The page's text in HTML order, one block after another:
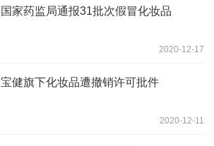
国家药监局通报31批次假冒化妆品
2020-12-17
宝健旗下化妆品遭撤销许可批件
2020-12-11